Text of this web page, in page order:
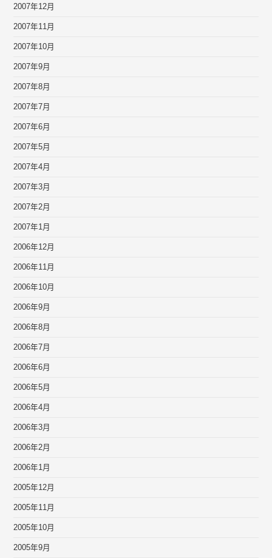
2007年12月
2007年11月
2007年10月
2007年9月
2007年8月
2007年7月
2007年6月
2007年5月
2007年4月
2007年3月
2007年2月
2007年1月
2006年12月
2006年11月
2006年10月
2006年9月
2006年8月
2006年7月
2006年6月
2006年5月
2006年4月
2006年3月
2006年2月
2006年1月
2005年12月
2005年11月
2005年10月
2005年9月